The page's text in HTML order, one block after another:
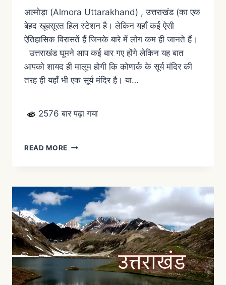
अल्मोड़ा (Almora Uttarakhand) , उत्तराखंड (का एक
बेहद खूबसूरत हिल स्टेशन है। लेकिन यहाँ कई ऐसी
ऐतिहासिक विरासतें हैं जिनके बारे में लोग कम ही जानते हैं।
उत्तराखंड घूमने आप कई बार गए होंगे लेकिन यह बात
आपको शायद ही मालूम होगी कि कोणार्क के सूर्य मंदिर की
तरह ही यहाँ भी एक सूर्य मंदिर है। या…
2576 बार पढ़ा गया
READ MORE